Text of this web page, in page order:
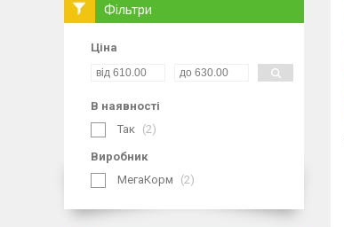
Фільтри
Ціна
В наявності
Так
2
Виробник
МегаКорм
2